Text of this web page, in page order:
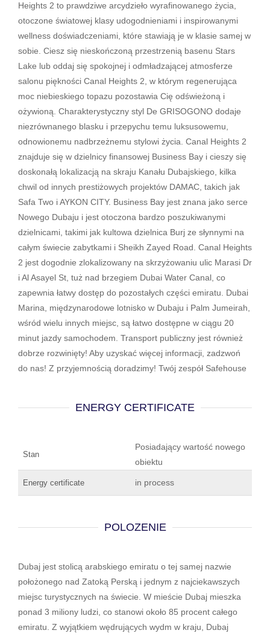
Heights 2 to prawdziwe arcydzieło wyrafinowanego życia,
otoczone światowej klasy udogodnieniami i inspirowanymi
wellness doświadczeniami, które stawiają je w klasie samej w
sobie. Ciesz się nieskończoną przestrzenią basenu Stars
Lake lub oddaj się spokojnej i odmładzającej atmosferze
salonu piękności Canal Heights 2, w którym regenerująca
moc niebieskiego topazu pozostawia Cię odświeżoną i
ożywioną. Charakterystyczny styl De GRISOGONO dodaje
niezrównanego blasku i przepychu temu luksusowemu,
odnowionemu nadbrzeżnemu stylowi życia. Canal Heights 2
znajduje się w dzielnicy finansowej Business Bay i cieszy się
doskonałą lokalizacją na skraju Kanału Dubajskiego, kilka
chwil od innych prestiżowych projektów DAMAC, takich jak
Safa Two i AYKON CITY. Business Bay jest znana jako serce
Nowego Dubaju i jest otoczona bardzo poszukiwanymi
dzielnicami, takimi jak kultowa dzielnica Burj ze słynnymi na
całym świecie zabytkami i Sheikh Zayed Road. Canal Heights
2 jest dogodnie zlokalizowany na skrzyżowaniu ulic Marasi Dr
i Al Asayel St, tuż nad brzegiem Dubai Water Canal, co
zapewnia łatwy dostęp do pozostałych części emiratu. Dubai
Marina, międzynarodowe lotnisko w Dubaju i Palm Jumeirah,
wśród wielu innych miejsc, są łatwo dostępne w ciągu 20
minut jazdy samochodem. Transport publiczny jest również
dobrze rozwinięty! Aby uzyskać więcej informacji, zadzwoń
do nas! Z przyjemnością doradzimy! Twój zespół Safehouse
ENERGY CERTIFICATE
Stan
Posiadający wartość nowego
obiektu
Energy certificate in process
POLOZENIE
Dubaj jest stolicą arabskiego emiratu o tej samej nazwie
położonego nad Zatoką Perską i jednym z najciekawszych
miejsc turystycznych na świecie. W mieście Dubaj mieszka
ponad 3 miliony ludzi, co stanowi około 85 procent całego
emiratu. Z wyjątkiem wędrujących wydm w kraju, Dubaj